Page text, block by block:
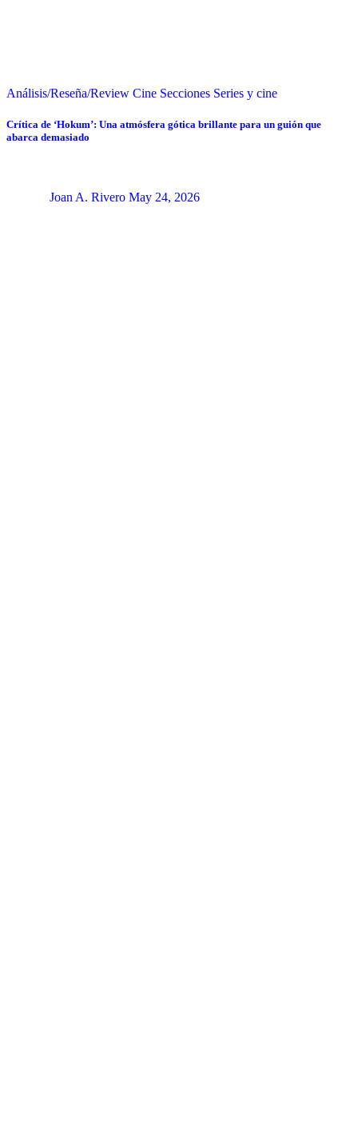
Análisis/Reseña/Review Cine Secciones Series y cine
Crítica de ‘Hokum’: Una atmósfera gótica brillante para un guión que
abarca demasiado
Joan A. Rivero May 24, 2026